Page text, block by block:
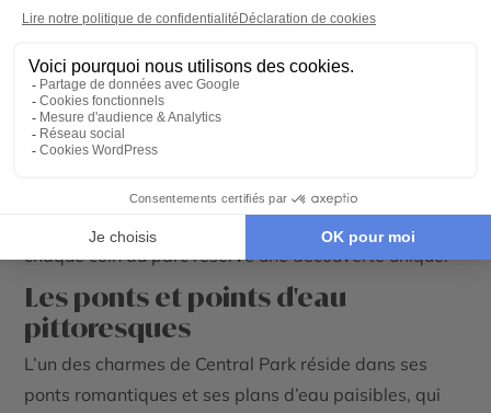
Les incontournables de
Central Park à New York
Central Park est une destination qui regorge
inoubliables. Entre ponts pittoresques, monuments
chaque coin du parc réserve une découverte unique.
Les ponts et points d'eau
pittoresques
L’un des charmes de Central Park réside dans ses
ponts romantiques et ses plans d’eau paisibles, qui